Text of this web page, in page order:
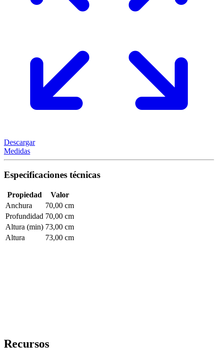
Descargar
Medidas
Especificaciones técnicas
Propiedad
Valor
Anchura
70,00 cm
Profundidad 70,00 cm
Altura (min) 73,00 cm
Altura
73,00 cm
Recursos